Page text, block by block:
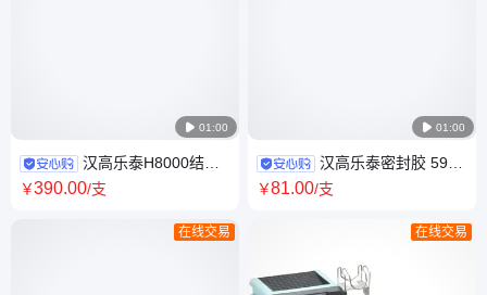
 01:00
汉高乐泰H8000结构
胶 AA HF8000环氧树脂双组份
￥390.00/支
在线交易
 01:00
汉高乐泰密封胶 596
85g 工业设备锅炉维修 法兰密
￥81.00/支
在线交易